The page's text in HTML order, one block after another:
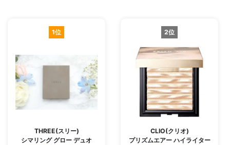
1位
THREE(スリー)
シマリング グロー デュオ
2位
CLIO(クリオ)
プリズムエアー ハイライター